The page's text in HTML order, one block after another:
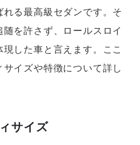
る最高級セダンです。そ
を許さず、ロールスロイ
した車と言えます。ここ
イズや特徴について詳し
サイズ